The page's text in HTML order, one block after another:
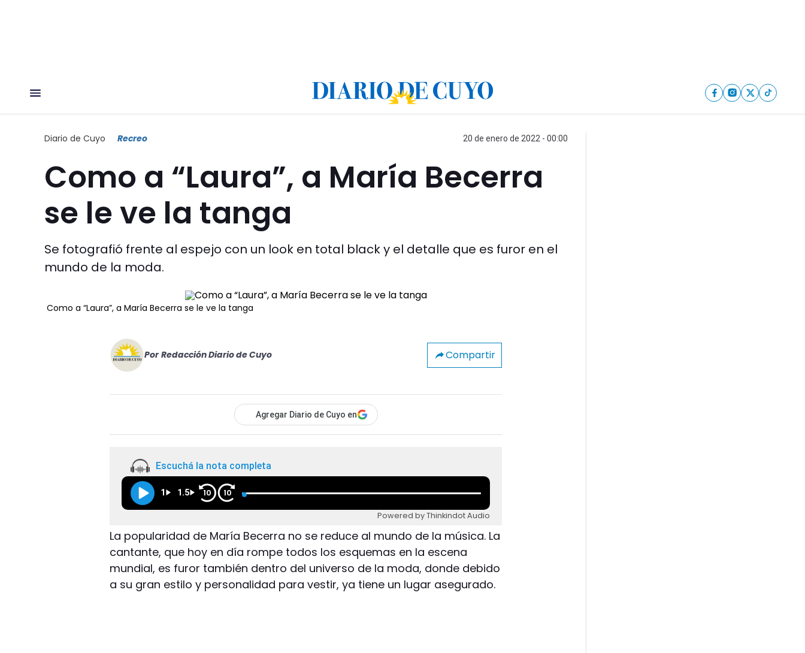
Diario de Cuyo Recreo 20 de enero de 2022 - 00:00
Como a “Laura”, a María Becerra
se le ve la tanga
Se fotografió frente al espejo con un look en total black y el detalle que es furor en el
mundo de la moda.
Como a “Laura”, a María Becerra se le ve la tanga
Por Redacción Diario de Cuyo Compartir
Agregar Diario de Cuyo en
Escuchá la nota completa
1 1.5 10 10
Powered by Thinkindot Audio
La popularidad de María Becerra no se reduce al mundo de la música. La
cantante, que hoy en día rompe todos los esquemas en la escena
mundial, es furor también dentro del universo de la moda, donde debido
a su gran estilo y personalidad para vestir, ya tiene un lugar asegurado.